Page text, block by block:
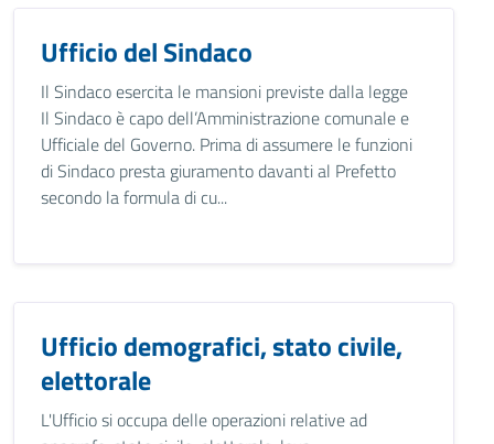
Ufficio del Sindaco
Il Sindaco esercita le mansioni previste dalla legge
Il Sindaco è capo dell’Amministrazione comunale e
Ufficiale del Governo. Prima di assumere le funzioni
di Sindaco presta giuramento davanti al Prefetto
secondo la formula di cu...
Ufficio demografici, stato civile,
elettorale
L'Ufficio si occupa delle operazioni relative ad